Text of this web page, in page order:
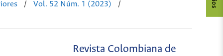
/ Vol. 52 Núm. 1 (2023)
/
Revista Colombiana de